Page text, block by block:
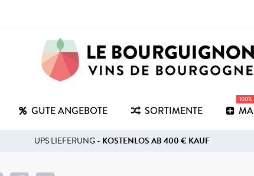
GUTE ANGEBOTE SORTIMENTE
UPS LIEFERUNG - KOSTENLOS AB 400 € KAUF